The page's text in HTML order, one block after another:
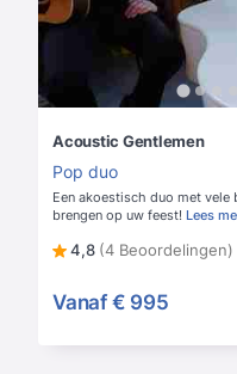
Acoustic Gentlemen
Pop duo
Een akoestisch duo met
brengen op uw feest! Lees
4,8 (4 Beoordelingen)
Vanaf € 995